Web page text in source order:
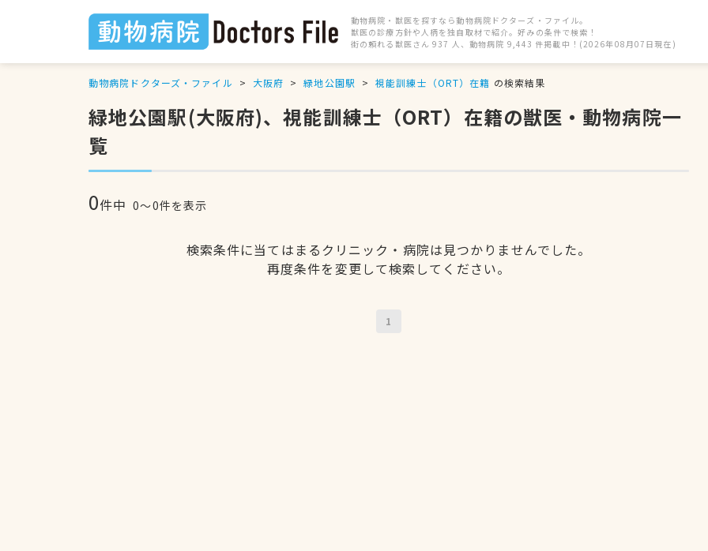
動物病院・獣医を探すなら動物病院ドクターズ・ファイル。
獣医の診療方針や人柄を独自取材で紹介。好みの条件で検索！
街の頼れる獣医さん 937 人、動物病院 9,443 件掲載中！(2026年08月07日現在)
動物病院ドクターズ・ファイル 大阪府 緑地公園駅 視能訓練士（ORT）在籍 の検索結果
緑地公園駅(大阪府)、視能訓練士（ORT）在籍の獣医・動物病院一
覧
0件中 0〜0件を表示
検索条件に当てはまるクリニック・病院は見つかりませんでした。
再度条件を変更して検索してください。
1